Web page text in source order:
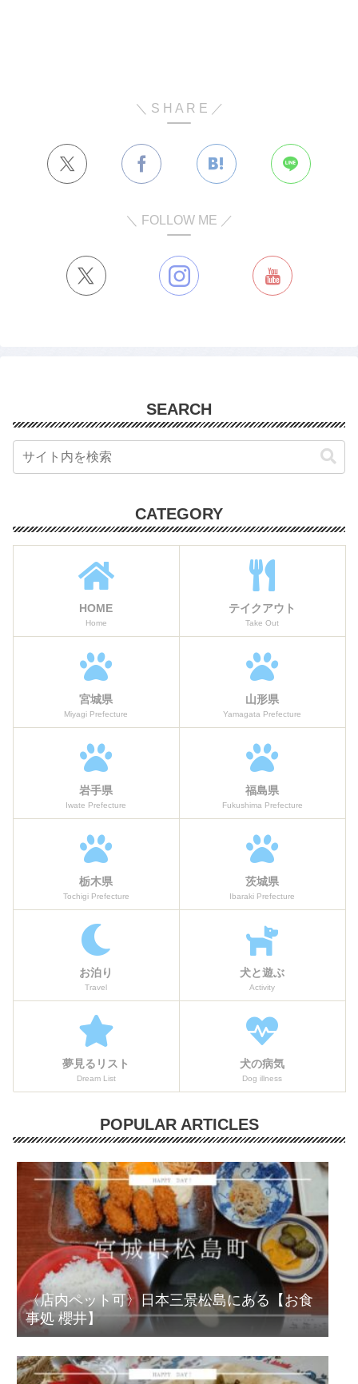
＼ S H A R E ／
＼ FOLLOW ME ／
SEARCH
CATEGORY
HOME
Home
テイクアウト
Take Out
宮城県
Miyagi Prefecture
山形県
Yamagata Prefecture
岩手県
Iwate Prefecture
福島県
Fukushima Prefecture
栃木県
Tochigi Prefecture
茨城県
Ibaraki Prefecture
お泊り
Travel
犬と遊ぶ
Activity
夢見るリスト
Dream List
犬の病気
Dog illness
POPULAR ARTICLES
〈店内ペット可〉日本三景松島にある【お食
事処 櫻井】